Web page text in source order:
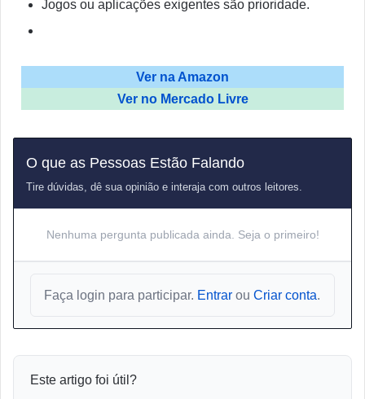
Jogos ou aplicações exigentes são prioridade.
Ver na Amazon
Ver no Mercado Livre
O que as Pessoas Estão Falando
Tire dúvidas, dê sua opinião e interaja com outros leitores.
Nenhuma pergunta publicada ainda. Seja o primeiro!
Faça login para participar. Entrar ou Criar conta.
Este artigo foi útil?